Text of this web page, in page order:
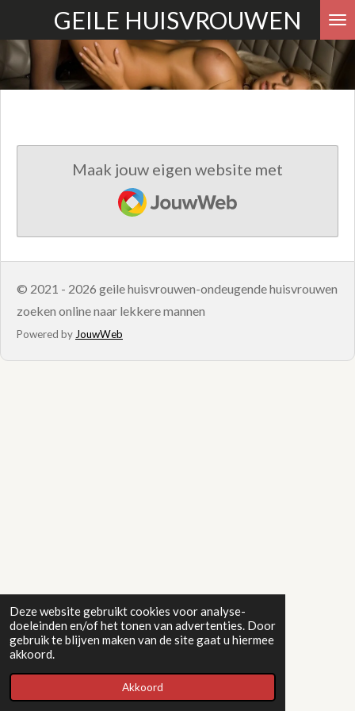
Deze website gebruikt cookies voor analyse-
doeleinden en/of het tonen van advertenties. Door
gebruik te blijven maken van de site gaat u hiermee
akkoord.
Akkoord
direct
naar
GEILE HUISVROUWEN
Maak jouw eigen website met
JouwWeb
© 2021 - 2026 geile huisvrouwen-ondeugende huisvrouwen
zoeken online naar lekkere mannen
Powered by JouwWeb